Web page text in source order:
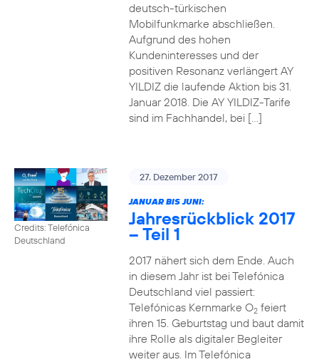
deutsch-türkischen
Mobilfunkmarke abschließen.
Aufgrund des hohen
Kundeninteresses und der
positiven Resonanz verlängert AY
YILDIZ die laufende Aktion bis 31.
Januar 2018. Die AY YILDIZ-Tarife
sind im Fachhandel, bei […]
Credits: Telefónica
Deutschland
27. Dezember 2017
JANUAR BIS JUNI:
Jahresrückblick 2017
– Teil 1
2017 nähert sich dem Ende. Auch
in diesem Jahr ist bei Telefónica
Deutschland viel passiert:
Telefónicas Kernmarke O2feiert
ihren 15. Geburtstag und baut damit
ihre Rolle als digitaler Begleiter
weiter aus. Im Telefónica